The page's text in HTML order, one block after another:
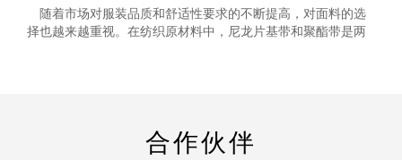
随着市场对服装品质和舒适性要求的不断提高，对面料的选
择也越来越重视。在纺织原材料中，尼龙片基带和聚酯带是两
合作伙伴